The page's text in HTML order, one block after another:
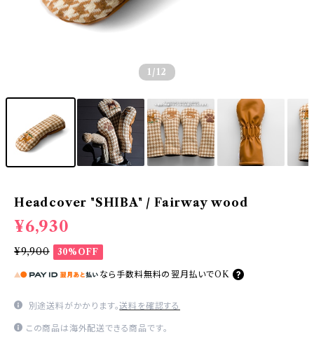
1 /12
Headcover "SHIBA" / Fairway wood
¥6,930
¥9,900 30%OFF
なら 手数料無料の 翌月払いでOK
別途送料がかかります。送料を確認する
この商品は海外配送できる商品です。